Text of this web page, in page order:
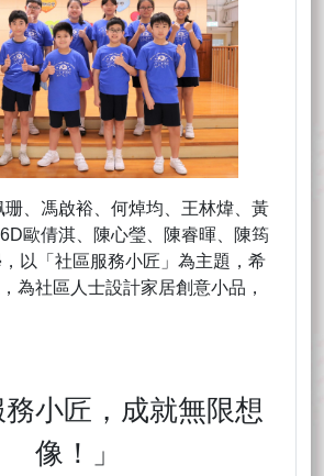
、馮啟裕、何焯均、王林煒、黃
歐倩淇、陳心瑩、陳睿暉、陳筠
以「社區服務小匠」為主題，希
為社區人士設計家居創意小品，
務小匠，成就無限想
像！」